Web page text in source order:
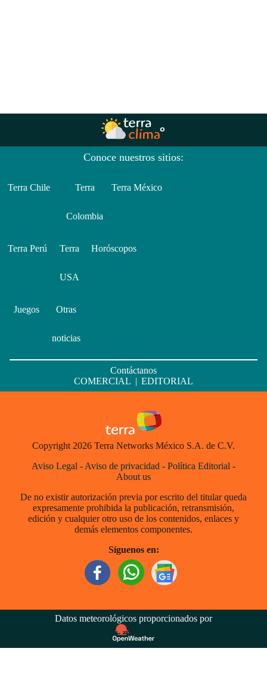
Conoce nuestros sitios:
Terra Chile Terra
Colombia
Terra México
Terra Perú Terra
USA
Horóscopos
Juegos Otras
noticias
Contáctanos
COMERCIAL | EDITORIAL
Copyright 2026 Terra Networks México S.A. de C.V.
Aviso Legal - Aviso de privacidad - Política Editorial -
About us
De no existir autorización previa por escrito del titular queda
expresamente prohibida la publicación, retransmisión,
edición y cualquier otro uso de los contenidos, enlaces y
demás elementos componentes.
Síguenos en:
Datos meteorológicos proporcionados por